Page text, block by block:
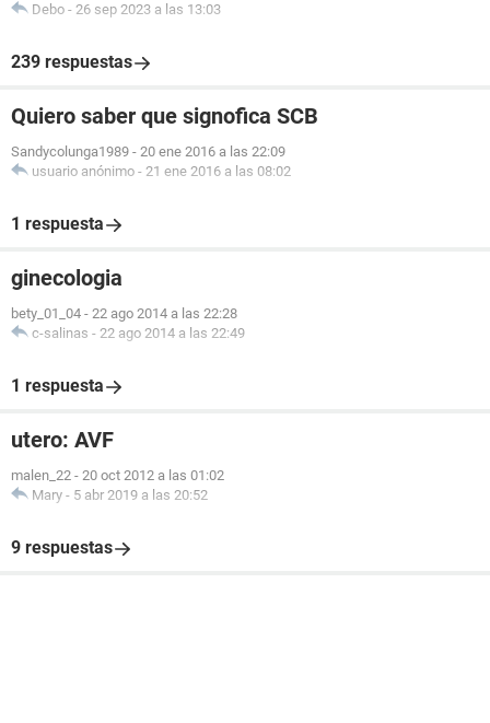
Debo - 26 sep 2023 a las 13:03
239 respuestas
Quiero saber que signofica SCB
Sandycolunga1989 - 20 ene 2016 a las 22:09
usuario anónimo - 21 ene 2016 a las 08:02
1 respuesta
ginecologia
bety_01_04 - 22 ago 2014 a las 22:28
c-salinas - 22 ago 2014 a las 22:49
1 respuesta
utero: AVF
malen_22 - 20 oct 2012 a las 01:02
Mary - 5 abr 2019 a las 20:52
9 respuestas